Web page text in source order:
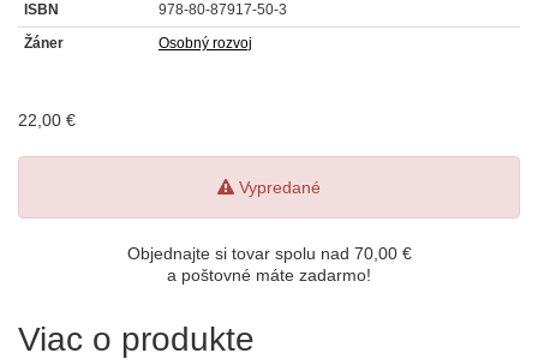
ISBN
978-80-87917-50-3
Žáner
Osobný rozvoj
22,00 €
Vypredané
Objednajte si tovar spolu nad 70,00 €
a poštovné máte zadarmo!
Viac o produkte